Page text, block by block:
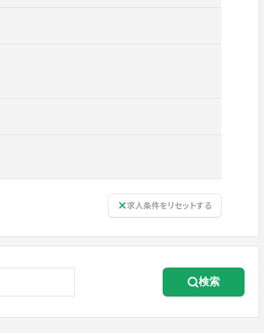
求人条件をリセットする
検索